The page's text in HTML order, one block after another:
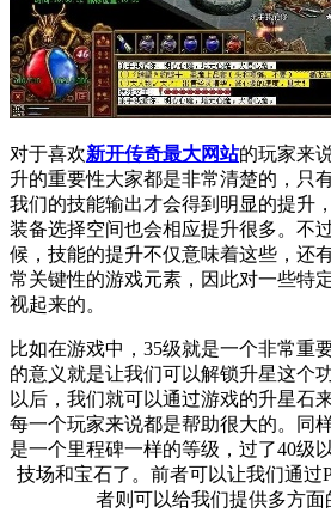
对于喜欢新开传奇最大网站的玩家来
升的重要性大家都是非常清楚的，只
我们的技能输出才会得到明显的提升
装备选择空间也会相应提升很多。不
候，技能的提升不仅意味着这些，还
常关键性的游戏元素，因此对一些特
视起来的。
比如在游戏中，35级就是一个非常重
的意义就是让我们可以解锁升星这个
以后，我们就可以通过游戏的升星石
每一个玩家来说都是帮助很大的。同
是一个里程碑一样的等级，过了40级
技场和宝石了。前者可以让我们通过
者则可以给我们提供多方面